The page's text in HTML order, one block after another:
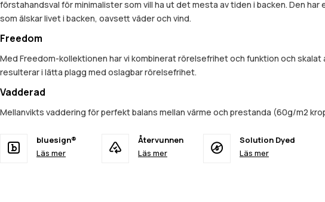
förstahandsval för minimalister som vill ha ut det mesta av tiden i backen. Den
som älskar livet i backen, oavsett väder och vind.
Freedom
Med Freedom-kollektionen har vi kombinerat rörelsefrihet och funktion och
resulterar i lätta plagg med oslagbar rörelsefrihet.
Vadderad
Mellanvikts vaddering för perfekt balans mellan värme och prestanda (60g/m2
bluesign®
Läs mer
Återvunnen
Läs mer
Solution Dyed
Läs mer